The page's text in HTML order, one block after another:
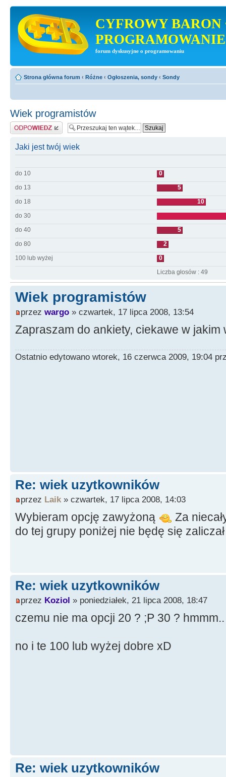
CYFROWY BARON
PROGRAMOWANIE
forum dyskusyjne o programowaniu
Strona główna forum ‹ Różne ‹ Ogłoszenia, sondy ‹ Sondy
Wiek programistów
Odpowiedz
Jaki jest twój wiek
do 10
0
do 13
5
do 18
10
do 30
do 40
5
do 80
2
100 lub wyżej
0
Liczba głosów : 49
Wiek programistów
przez wargo » czwartek, 17 lipca 2008, 13:54
Zapraszam do ankiety, ciekawe w
Ostatnio edytowano wtorek, 16 czerwca 2009, 19:04
Re: wiek uzytkowników
przez Laik » czwartek, 17 lipca 2008, 14:03
Wybieram opcję zawyżoną
Za
do tej grupy poniżej nie będę się
Re: wiek uzytkowników
przez Koziol » poniedziałek, 21 lipca 2008, 18:47
czemu nie ma opcji 20 ? ;P 30 ?
no i te 100 lub wyżej dobre xD
Re: wiek uzytkowników